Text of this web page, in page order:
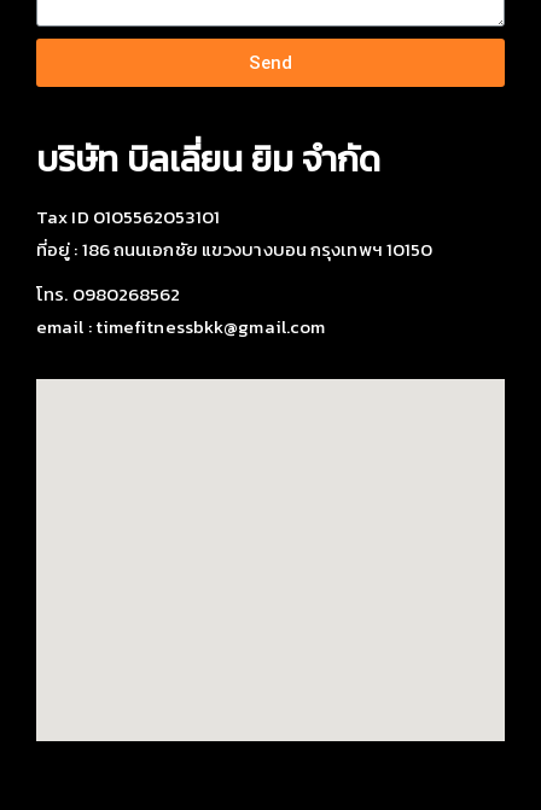
Send
บริษัท บิลเลี่ยน ยิม จำกัด
Tax ID 0105562053101
ที่อยู่ : 186 ถนนเอกชัย แขวงบางบอน กรุงเทพฯ 10150
โทร. 0980268562
email : timefitnessbkk@gmail.com